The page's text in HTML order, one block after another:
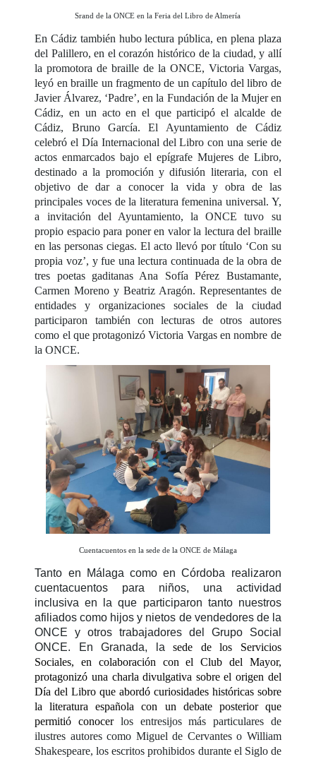
Srand de la ONCE en la Feria del Libro de Almería
En Cádiz también hubo lectura pública, en plena plaza
del Palillero, en el corazón histórico de la ciudad, y allí
la promotora de braille de la ONCE, Victoria Vargas,
leyó en braille un fragmento de un capítulo del libro de
Javier Álvarez, ‘Padre’, en la Fundación de la Mujer en
Cádiz, en un acto en el que participó el alcalde de
Cádiz, Bruno García. El Ayuntamiento de Cádiz
celebró el Día Internacional del Libro con una serie de
actos enmarcados bajo el epígrafe Mujeres de Libro,
destinado a la promoción y difusión literaria, con el
objetivo de dar a conocer la vida y obra de las
principales voces de la literatura femenina universal. Y,
a invitación del Ayuntamiento, la ONCE tuvo su
propio espacio para poner en valor la lectura del braille
en las personas ciegas. El acto llevó por título ‘Con su
propia voz’, y fue una lectura continuada de la obra de
tres poetas gaditanas Ana Sofía Pérez Bustamante,
Carmen Moreno y Beatriz Aragón. Representantes de
entidades y organizaciones sociales de la ciudad
participaron también con lecturas de otros autores
como el que protagonizó Victoria Vargas en nombre de
la ONCE.
Cuentacuentos en la sede de la ONCE de Málaga
Tanto en Málaga como en Córdoba realizaron
cuentacuentos para niños, una actividad
inclusiva en la que participaron tanto nuestros
afiliados como hijos y nietos de vendedores de la
ONCE y otros trabajadores del Grupo Social
ONCE. En Granada, la sede de los Servicios
Sociales, en colaboración con el Club del Mayor,
protagonizó una charla divulgativa sobre el origen del
Día del Libro que abordó curiosidades históricas sobre
la literatura española con un debate posterior que
permitió conocerlos entresijos más particulares de
ilustres autores como Miguel de Cervantes o William
Shakespeare, los escritos prohibidos durante el Siglo de